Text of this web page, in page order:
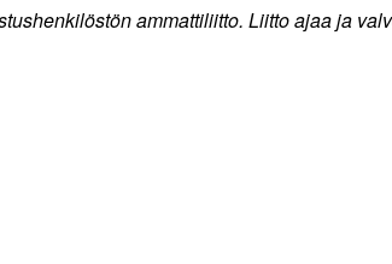
ammattiliitto. Liitto ajaa ja